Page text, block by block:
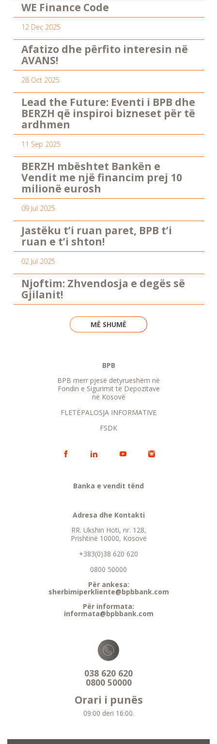
WE Finance Code
12 Dec 2025
Afatizo dhe përfito interesin në
AVANS!
28 Oct 2025
Lead the Future: Eventi i BPB dhe
BERZH që inspiroi bizneset për të
ardhmen
11 Sep 2025
BERZH mbështet Bankën e
Vendit me një financim prej 10
milionë eurosh
09 Jul 2025
Jastëku t’i ruan paret, BPB t’i
ruan e t’i shton!
02 Jul 2025
Njoftim: Zhvendosja e degës së
Gjilanit!
MË SHUMË
BPB
BPB merr pjesë detyrueshëm në
Fondin e Sigurimit të Depozitave
në Kosovë
FLETËPALOSJA INFORMATIVE
FSDK
Banka e vendit tënd
Adresa dhe Kontakti
RR. Ukshin Hoti, nr. 128,
Prishtinë 10000, Kosovë
+383(0)38 620 620
0800 50000
Për ankesa:
sherbimiperkliente@bpbbank.com
Për informata:
informata@bpbbank.com
038 620 620
0800 50000
Orari i punës
09:00 deri 16:00.